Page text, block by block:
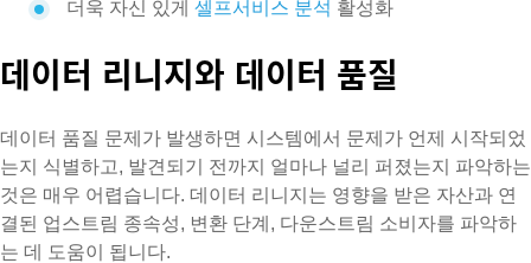
더욱 자신 있게 셀프서비스 분석 활성화
데이터 리니지와 데이터 품질
데이터 품질 문제가 발생하면 시스템에서 문제가 언제 시작되었
는지 식별하고, 발견되기 전까지 얼마나 널리 퍼졌는지 파악하는
것은 매우 어렵습니다. 데이터 리니지는 영향을 받은 자산과 연
결된 업스트림 종속성, 변환 단계, 다운스트림 소비자를 파악하
는 데 도움이 됩니다.